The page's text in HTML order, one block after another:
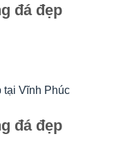
đá đẹp
đá đẹp